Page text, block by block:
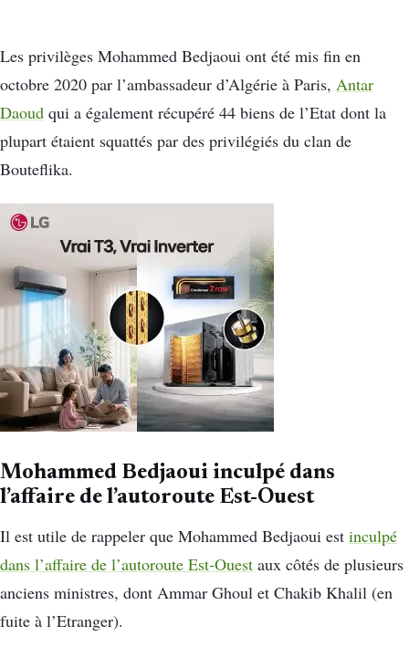
Les privilèges Mohammed Bedjaoui ont été mis fin en
octobre 2020 par l’ambassadeur d’Algérie à Paris, Antar
Daoud qui a également récupéré 44 biens de l’Etat dont la
plupart étaient squattés par des privilégiés du clan de
Bouteflika.
Mohammed Bedjaoui inculpé dans
l’affaire de l’autoroute Est-Ouest
Il est utile de rappeler que Mohammed Bedjaoui est inculpé
dans l’affaire de l’autoroute Est-Ouest aux côtés de plusieurs
anciens ministres, dont Ammar Ghoul et Chakib Khalil (en
fuite à l’Etranger).